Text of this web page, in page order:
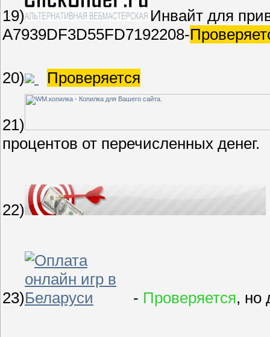
19)
Инвайт для
A7939DF3D55FD7192208-
20) Проверяется
21)
процентов от перечисленных денег.
22)
23) - Проверяется, но